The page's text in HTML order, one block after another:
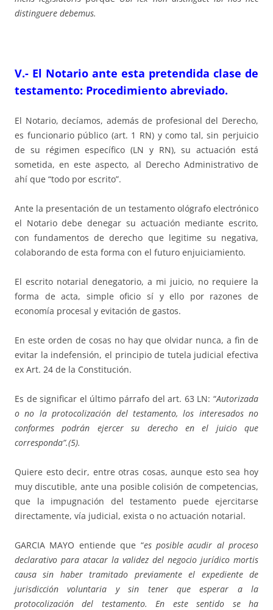
distinguere debemus.
V.- El Notario ante esta pretendida clase de
testamento: Procedimiento abreviado.
El Notario, decíamos, además de profesional del Derecho,
es funcionario público (art. 1 RN) y como tal, sin perjuicio
de su régimen específico (LN y RN), su actuación está
sometida, en este aspecto, al Derecho Administrativo de
ahí que “todo por escrito”.
Ante la presentación de un testamento ológrafo electrónico
el Notario debe denegar su actuación mediante escrito,
con fundamentos de derecho que legitime su negativa,
colaborando de esta forma con el futuro enjuiciamiento.
El escrito notarial denegatorio, a mi juicio, no requiere la
forma de acta, simple oficio sí y ello por razones de
economía procesal y evitación de gastos.
En este orden de cosas no hay que olvidar nunca, a fin de
evitar la indefensión, el principio de tutela judicial efectiva
ex Art. 24 de la Constitución.
Es de significar el último párrafo del art. 63 LN: “Autorizada
o no la protocolización del testamento, los interesados no
conformes podrán ejercer su derecho en el juicio que
corresponda”.(5).
Quiere esto decir, entre otras cosas, aunque esto sea hoy
muy discutible, ante una posible colisión de competencias,
que la impugnación del testamento puede ejercitarse
directamente, vía judicial, exista o no actuación notarial.
GARCIA MAYO entiende que “es posible acudir al proceso
declarativo para atacar la validez del negocio jurídico mortis
causa sin haber tramitado previamente el expediente de
jurisdicción voluntaria y sin tener que esperar a la
protocolización del testamento. En este sentido se ha